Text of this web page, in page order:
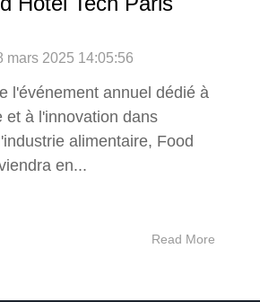
mars 2025 14:05:56
l'événement annuel dédié à
et à l'innovation dans
alimentaire, Food
en...
Read More